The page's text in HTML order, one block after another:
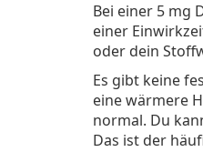
Bei einer 5 mg
einer
oder dein
Es gibt keine
eine wärmere
normal. Du
Das ist der